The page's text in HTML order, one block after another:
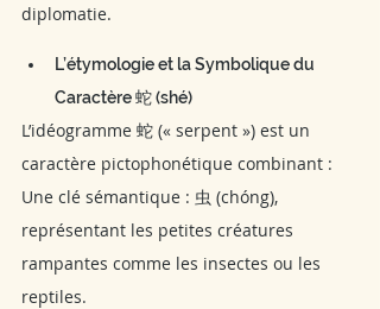
diplomatie.
L’étymologie et la Symbolique du
Caractère 蛇 (shé)
L’idéogramme 蛇 (« serpent ») est un
caractère pictophonétique combinant :
Une clé sémantique : 虫 (chóng),
représentant les petites créatures
rampantes comme les insectes ou les
reptiles.